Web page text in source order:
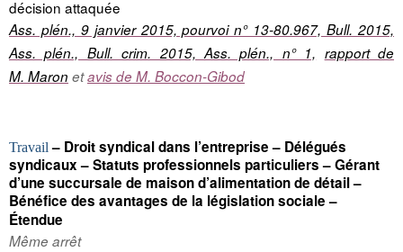
décision attaquée
Ass. plén., 9 janvier 2015, pourvoi n° 13-80.967, Bull. 2015,
Ass. plén., Bull. crim. 2015, Ass. plén., n° 1, rapport de
M. Maron etavis de M. Boccon-Gibod
Travail– Droit syndical dans l’entreprise – Délégués
syndicaux – Statuts professionnels particuliers – Gérant
d’une succursale de maison d’alimentation de détail –
Bénéfice des avantages de la législation sociale –
Étendue
Même arrêt